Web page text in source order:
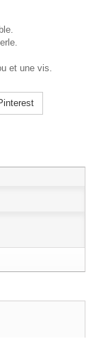
et une vis.